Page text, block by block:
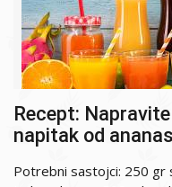
Recept:
napitak od
Potrebni sastojci: 250 gr